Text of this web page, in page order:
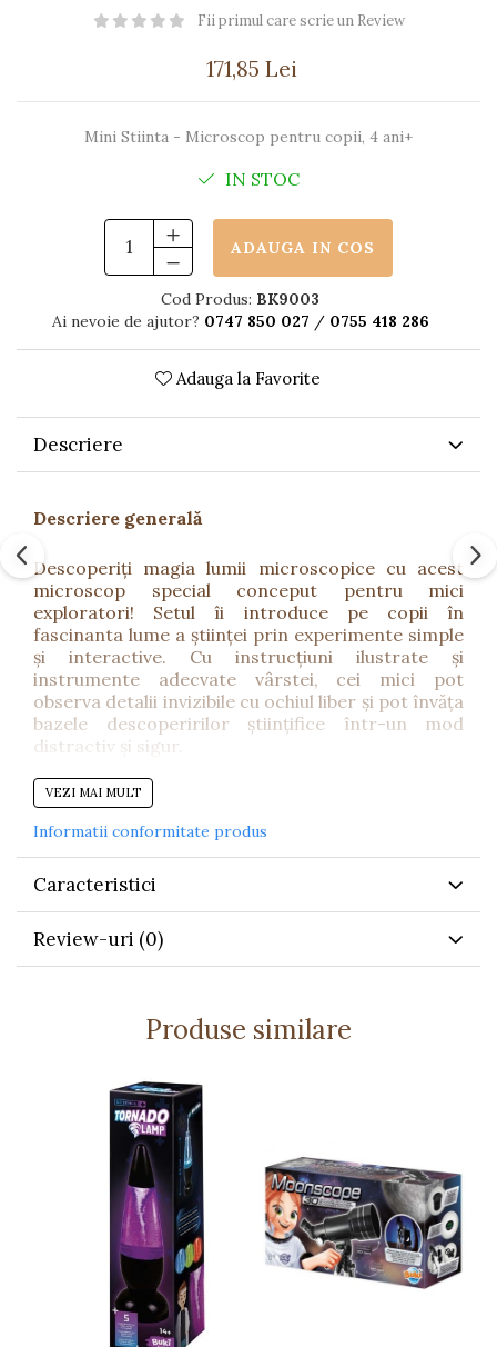
Fii primul care scrie un Review
171,85 Lei
Mini Stiinta - Microscop pentru copii, 4 ani+
IN STOC
ADAUGA IN COS
Cod Produs: BK9003
Ai nevoie de ajutor? 0747 850 027 / 0755 418 286
Adauga la Favorite
Descriere
Descriere generală
Descoperiți magia lumii microscopice cu acest
microscop special conceput pentru mici
exploratori! Setul îi introduce pe copii în
fascinanta lume a științei prin experimente simple
și interactive. Cu instrucțiuni ilustrate și
instrumente adecvate vârstei, cei mici pot
observa detalii invizibile cu ochiul liber și pot învăța
bazele descoperirilor științifice într-un mod
distractiv și sigur.
Beneficii
Stimulează curiozitatea și dorința de explorare
Dezvoltă gândirea științifică și capacitatea de
Joc educativ ce încurajează învățarea prin
experiment
Caracteristici
Microscop funcțional adaptat copiilor
10 experimente explicate pas cu pas
Accesorii incluse pentru observare și
manipulare
Instrucțiuni ilustrate pentru utilizare ușoară
Detalii tehnice
Conține: microscop, vas Petri, pensetă, pipetă,
instrucțiuni ilustrate, 10 carduri cu experimente
VEZI MAI MULT
Informatii conformitate produs
Caracteristici
Review-uri (0)
Produse similare